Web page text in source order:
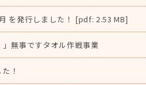
を発行しました！ [pdf: 2.53 MB]
」無事ですタオル作戦事業
！